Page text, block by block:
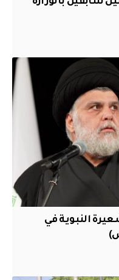
النبوية في